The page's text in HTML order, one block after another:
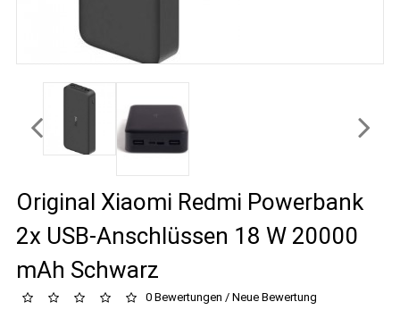
Original Xiaomi Redmi Powerbank
2x USB-Anschlüssen 18 W 20000
mAh Schwarz
0 Bewertungen / Neue Bewertung